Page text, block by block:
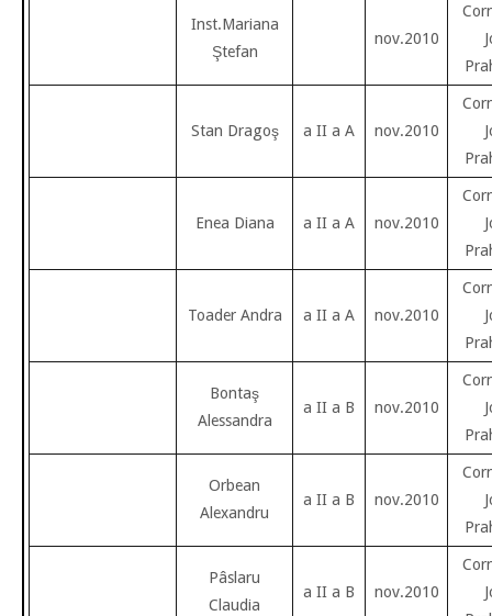
Inst.Mariana
Ştefan
nov.2010
Stan Dragoş a II a A nov.2010
Enea Diana a II a A nov.2010
Toader Andra a II a A nov.2010
Bontaş
Alessandra
a II a B nov.2010
Orbean
Alexandru
a II a B nov.2010
Pâslaru
Claudia
a II a B nov.2010